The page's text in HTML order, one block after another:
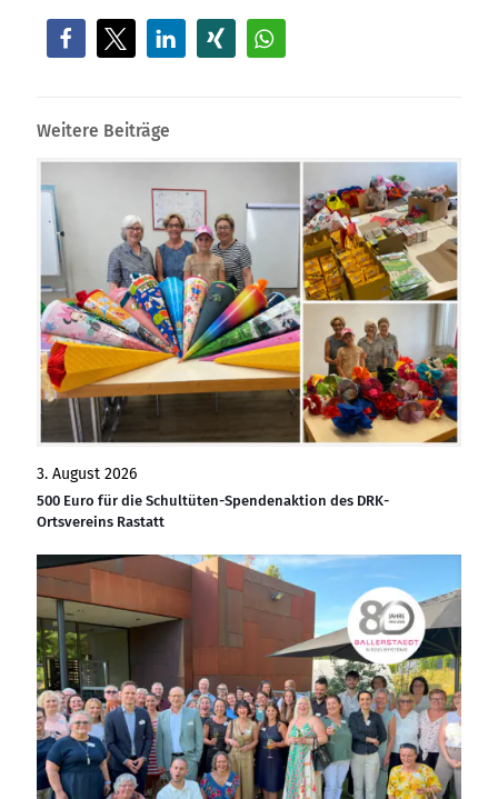
Weitere Beiträge
3. August 2026
500 Euro für die Schultüten-Spendenaktion des DRK-
Ortsvereins Rastatt